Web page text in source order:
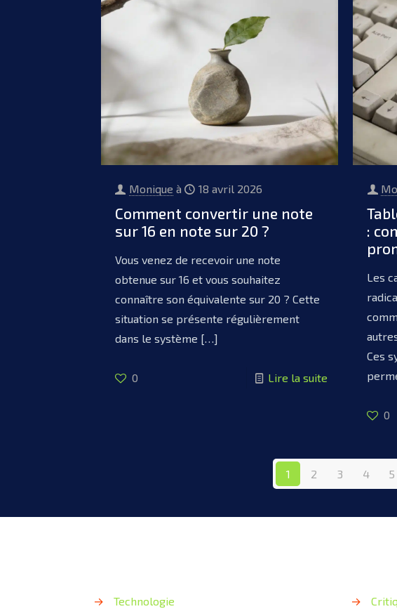
Monique à 18 avril 2026
Comment convertir une note
sur 16 en note sur 20 ?
Vous venez de recevoir une note
obtenue sur 16 et vous souhaitez
connaître son équivalente sur 20 ? Cette
situation se présente régulièrement
dans le système […]
0 Lire la suite
:
Les
Ces
0
1 2 3 4 5
→ Technologie →